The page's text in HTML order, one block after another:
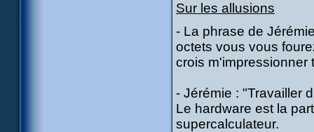
Sur les allusions
- La phrase de
octets vous vous
crois m'impressionner
- Jérémie : "Travailler
Le hardware est la
supercalculateur.